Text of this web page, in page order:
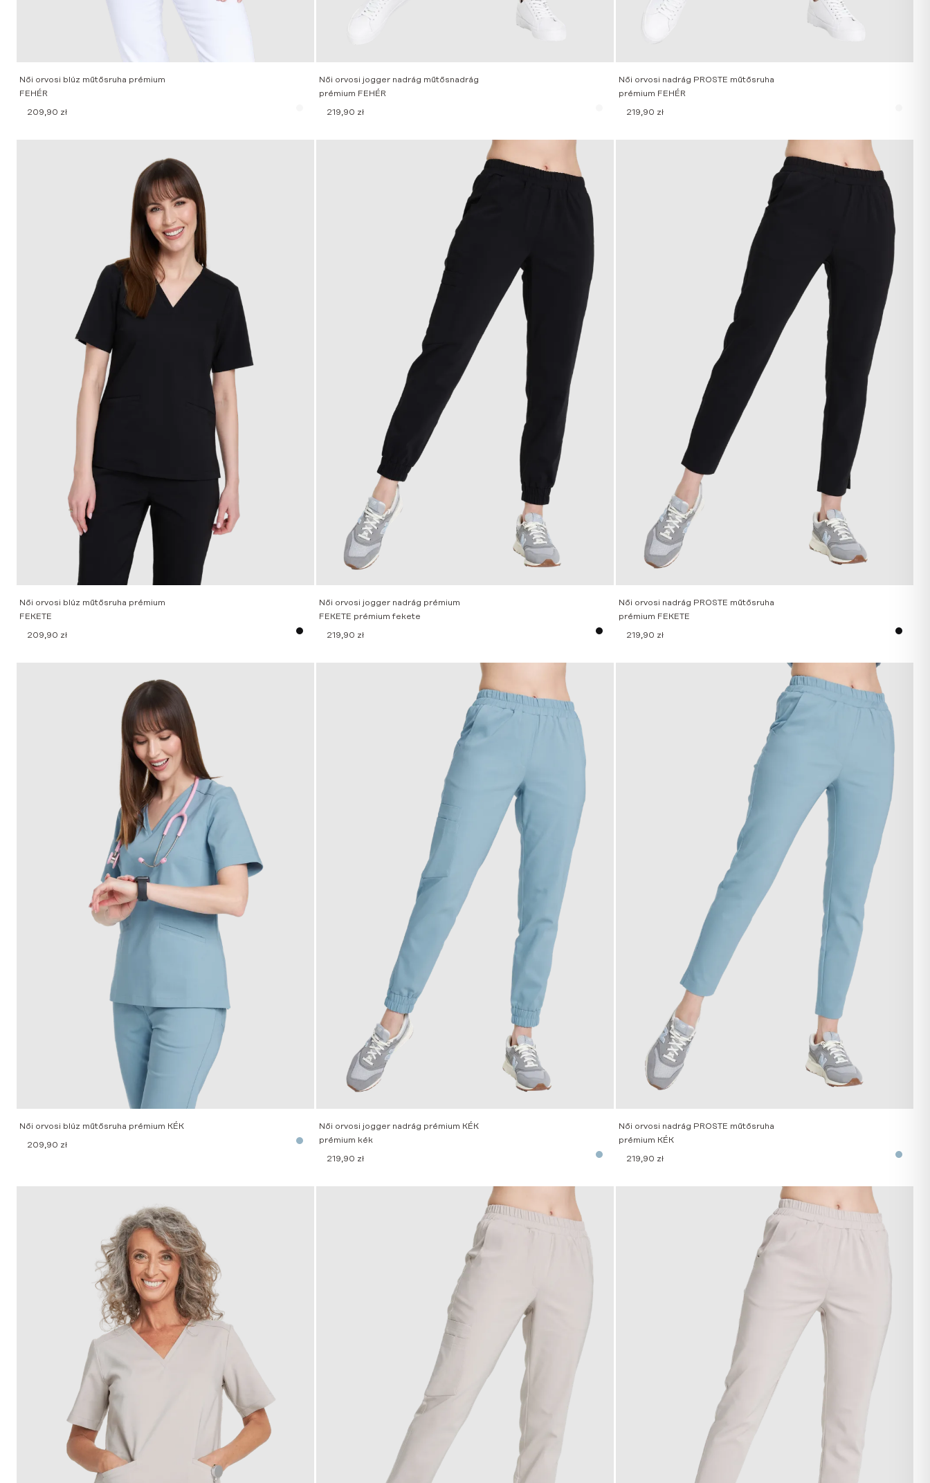
Női orvosi blúz műtősruha prémium
FEHÉR
209,90 zł
Női orvosi jogger nadrág műtősnadrág
prémium FEHÉR
219,90 zł
Női orvosi nadrág PROSTE műtősruha
prémium FEHÉR
219,90 zł
Női orvosi blúz műtősruha prémium
FEKETE
209,90 zł
Női orvosi jogger nadrág prémium
FEKETE prémium fekete
219,90 zł
Női orvosi nadrág PROSTE műtősruha
prémium FEKETE
219,90 zł
Női orvosi blúz műtősruha prémium KÉK
209,90 zł
Női orvosi jogger nadrág prémium KÉK
prémium kék
219,90 zł
Női orvosi nadrág PROSTE műtősruha
prémium KÉK
219,90 zł